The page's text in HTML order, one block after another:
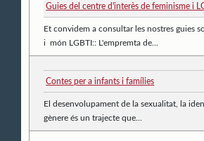
Guies del centre d'interès de feminisme i
Et convidem a consultar les nostres guies
i món LGBTI:: L'empremta de...
Contes per a infants i famílies
El desenvolupament de la sexualitat, la
gènere és un trajecte que...